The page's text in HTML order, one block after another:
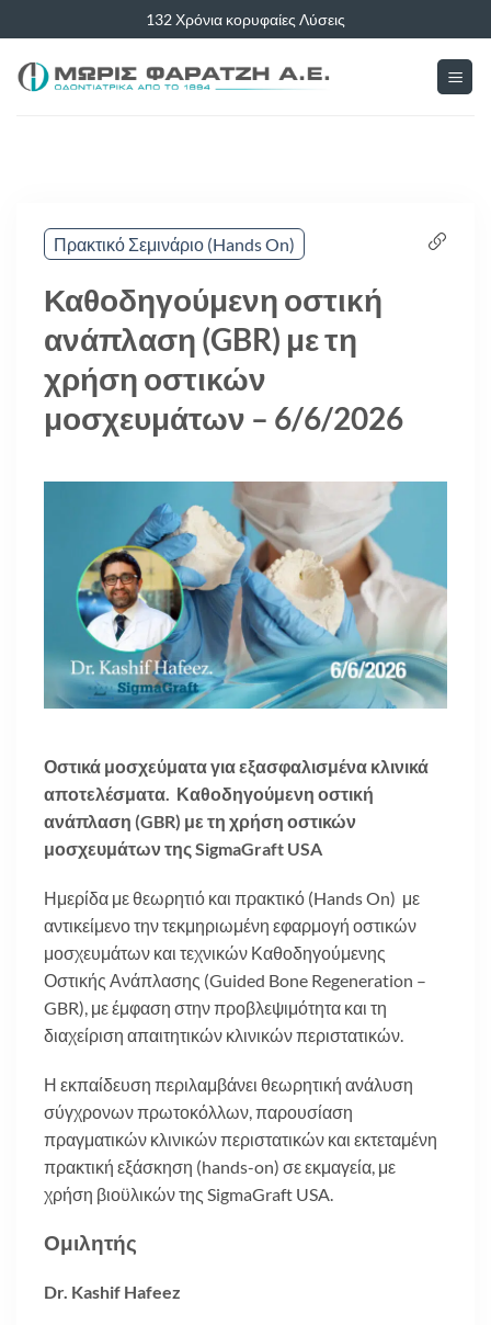
στο
περιεχόμενο
132 Χρόνια κορυφαίες Λύσεις
Πρακτικό Σεμινάριο (Hands On)
Καθοδηγούμενη οστική
ανάπλαση (GBR) με τη
χρήση οστικών
μοσχευμάτων – 6/6/2026
Οστικά μοσχεύματα για εξασφαλισμένα κλινικά
αποτελέσματα. Καθοδηγούμενη οστική
ανάπλαση (GBR) με τη χρήση οστικών
μοσχευμάτων της SigmaGraft USA
Ημερίδα με θεωρητιό και πρακτικό (Hands On) με
αντικείμενο την τεκμηριωμένη εφαρμογή οστικών
μοσχευμάτων και τεχνικών Καθοδηγούμενης
Οστικής Ανάπλασης (Guided Bone Regeneration –
GBR), με έμφαση στην προβλεψιμότητα και τη
διαχείριση απαιτητικών κλινικών περιστατικών.
Η εκπαίδευση περιλαμβάνει θεωρητική ανάλυση
σύγχρονων πρωτοκόλλων, παρουσίαση
πραγματικών κλινικών περιστατικών και εκτεταμένη
πρακτική εξάσκηση (hands-on) σε εκμαγεία, με
χρήση βιοϋλικών της SigmaGraft USA.
Ομιλητής
Dr. Kashif Hafeez